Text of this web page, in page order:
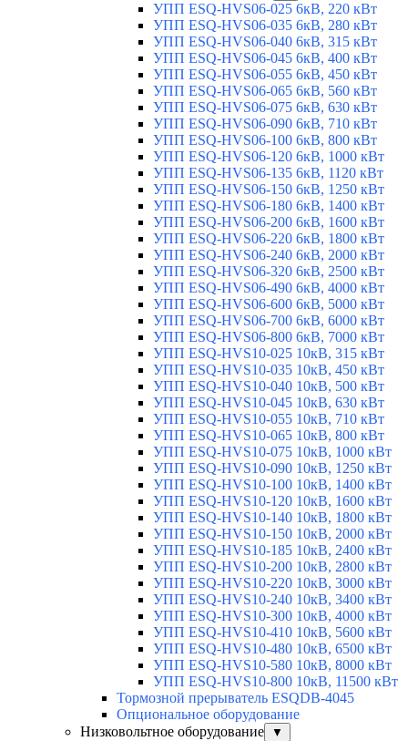
УПП ESQ-HVS06-025 6кВ, 220 кВт
УПП ESQ-HVS06-035 6кВ, 280 кВт
УПП ESQ-HVS06-040 6кВ, 315 кВт
УПП ESQ-HVS06-045 6кВ, 400 кВт
УПП ESQ-HVS06-055 6кВ, 450 кВт
УПП ESQ-HVS06-065 6кВ, 560 кВт
УПП ESQ-HVS06-075 6кВ, 630 кВт
УПП ESQ-HVS06-090 6кВ, 710 кВт
УПП ESQ-HVS06-100 6кВ, 800 кВт
УПП ESQ-HVS06-120 6кВ, 1000 кВт
УПП ESQ-HVS06-135 6кВ, 1120 кВт
УПП ESQ-HVS06-150 6кВ, 1250 кВт
УПП ESQ-HVS06-180 6кВ, 1400 кВт
УПП ESQ-HVS06-200 6кВ, 1600 кВт
УПП ESQ-HVS06-220 6кВ, 1800 кВт
УПП ESQ-HVS06-240 6кВ, 2000 кВт
УПП ESQ-HVS06-320 6кВ, 2500 кВт
УПП ESQ-HVS06-490 6кВ, 4000 кВт
УПП ESQ-HVS06-600 6кВ, 5000 кВт
УПП ESQ-HVS06-700 6кВ, 6000 кВт
УПП ESQ-HVS06-800 6кВ, 7000 кВт
УПП ESQ-HVS10-025 10кВ, 315 кВт
УПП ESQ-HVS10-035 10кВ, 450 кВт
УПП ESQ-HVS10-040 10кВ, 500 кВт
УПП ESQ-HVS10-045 10кВ, 630 кВт
УПП ESQ-HVS10-055 10кВ, 710 кВт
УПП ESQ-HVS10-065 10кВ, 800 кВт
УПП ESQ-HVS10-075 10кВ, 1000 кВт
УПП ESQ-HVS10-090 10кВ, 1250 кВт
УПП ESQ-HVS10-100 10кВ, 1400 кВт
УПП ESQ-HVS10-120 10кВ, 1600 кВт
УПП ESQ-HVS10-140 10кВ, 1800 кВт
УПП ESQ-HVS10-150 10кВ, 2000 кВт
УПП ESQ-HVS10-185 10кВ, 2400 кВт
УПП ESQ-HVS10-200 10кВ, 2800 кВт
УПП ESQ-HVS10-220 10кВ, 3000 кВт
УПП ESQ-HVS10-240 10кВ, 3400 кВт
УПП ESQ-HVS10-300 10кВ, 4000 кВт
УПП ESQ-HVS10-410 10кВ, 5600 кВт
УПП ESQ-HVS10-480 10кВ, 6500 кВт
УПП ESQ-HVS10-580 10кВ, 8000 кВт
УПП ESQ-HVS10-800 10кВ, 11500 кВт
Тормозной прерыватель ESQDB-4045
Опциональное оборудование
Низковольтное оборудование
▼